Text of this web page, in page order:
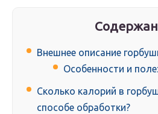
Внешнее описание
Особенности и
Сколько калорий в
способе обработки?